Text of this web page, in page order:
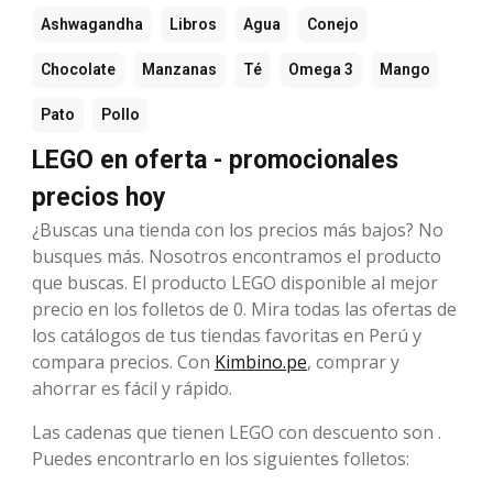
Ashwagandha Libros Agua Conejo
Chocolate Manzanas Té Omega 3 Mango
Pato Pollo
LEGO en oferta - promocionales
precios hoy
¿Buscas una tienda con los precios más bajos? No
busques más. Nosotros encontramos el producto
que buscas. El producto LEGO disponible al mejor
precio en los folletos de 0. Mira todas las ofertas de
los catálogos de tus tiendas favoritas en Perú y
compara precios. Con Kimbino.pe, comprar y
ahorrar es fácil y rápido.
Las cadenas que tienen LEGO con descuento son .
Puedes encontrarlo en los siguientes folletos: